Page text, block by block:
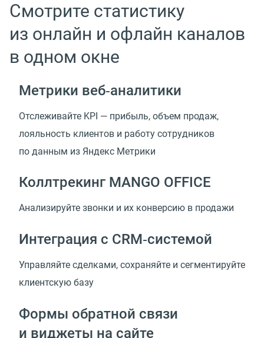
Смотрите статистику
из онлайн и офлайн каналов
в одном окне
Метрики веб‑аналитики
Отслеживайте KPI — прибыль, объем продаж,
лояльность клиентов и работу сотрудников
по данным из Яндекс Метрики
Коллтрекинг MANGO OFFICE
Анализируйте звонки и их конверсию в продажи
Интеграция с CRM‑системой
Управляйте сделками, сохраняйте и сегментируйте
клиентскую базу
Формы обратной связи
и виджеты на сайте